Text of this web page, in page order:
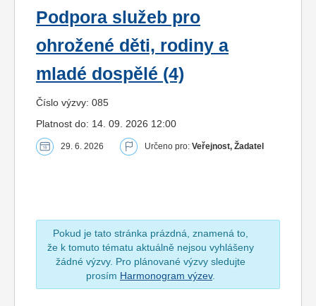
Podpora služeb pro
ohrožené děti, rodiny a
mladé dospělé (4)
Číslo výzvy: 085
Platnost do: 14. 09. 2026 12:00
29. 6. 2026 Určeno pro: Veřejnost, Žadatel
Pokud je tato stránka prázdná, znamená to,
že k tomuto tématu aktuálně nejsou vyhlášeny
žádné výzvy. Pro plánované výzvy sledujte
prosím Harmonogram výzev.